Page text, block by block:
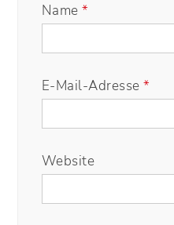
Name*
E-Mail-Adresse*
Website